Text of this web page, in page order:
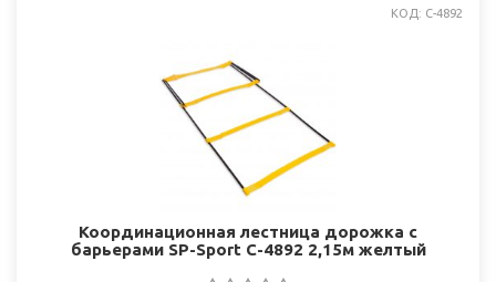
КОД: C-4892
Координационная лестница дорожка с
барьерами SP-Sport C-4892 2,15м желтый